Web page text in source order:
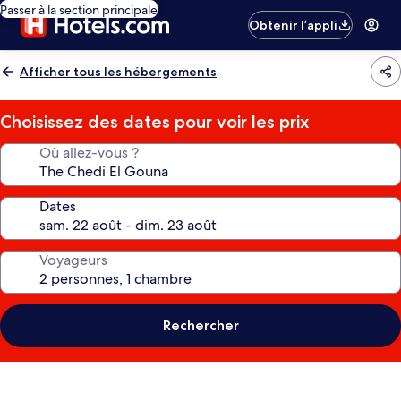
Passer à la section principale
Obtenir l’appli
Afficher tous les hébergements
Choisissez des dates pour voir les prix
Où allez-vous ?
Dates
Voyageurs
Rechercher